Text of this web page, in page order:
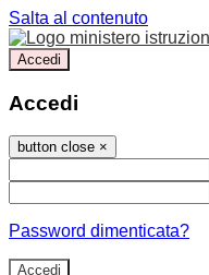
Salta al contenuto
Accedi
Accedi
button close ×
Password dimenticata?